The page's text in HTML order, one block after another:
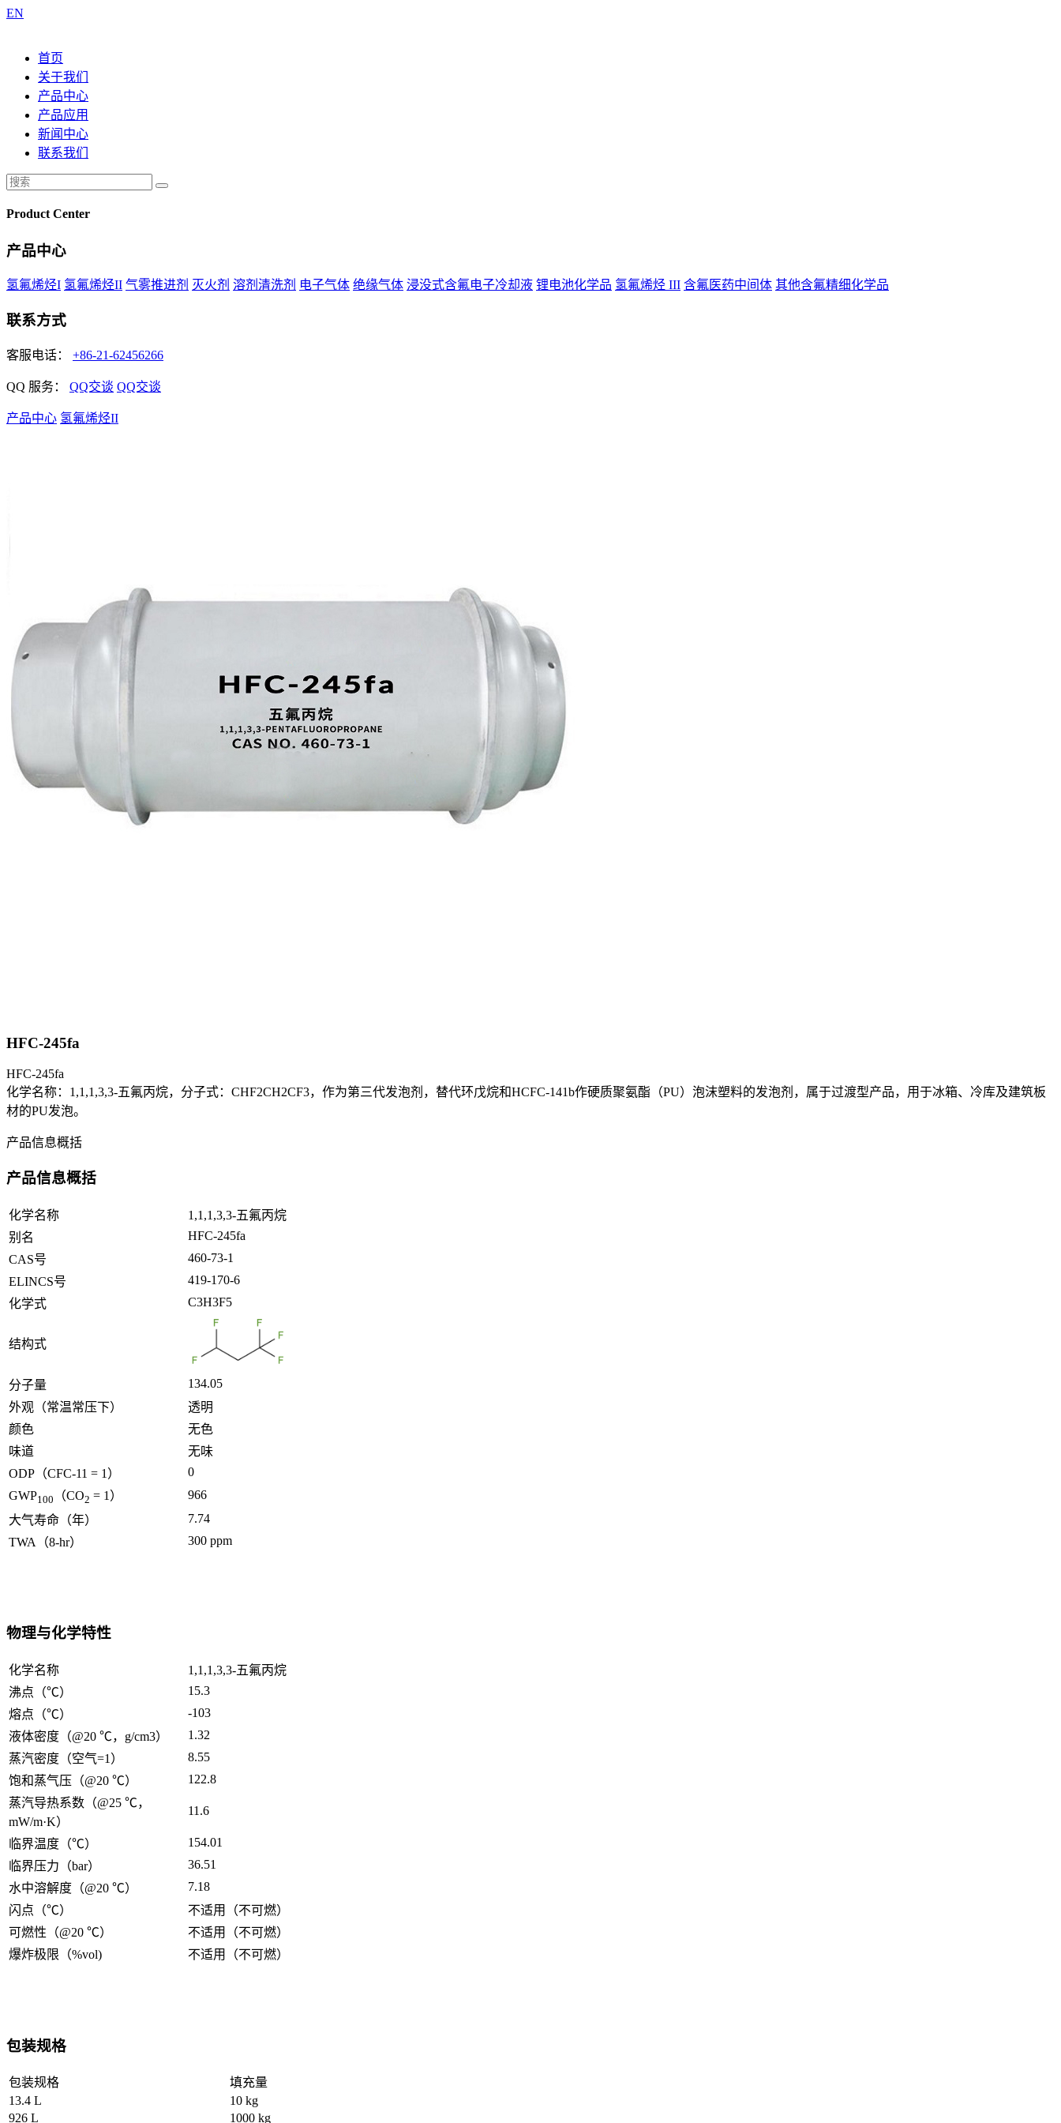
EN
首页
关于我们
产品中心
产品应用
新闻中心
联系我们
Product Center
产品中心
氢氟烯烃I 氢氟烯烃II 气雾推进剂 灭火剂 溶剂清洗剂 电子气体 绝缘气体 浸没式含氟电子冷却液 锂电池化学品 氢氟烯烃 III 含氟医药中间体 其他含氟精细化学品
联系方式
客服电话： +86-21-62456266
QQ 服务： QQ交谈 QQ交谈
产品中心 氢氟烯烃II
HFC-245fa
HFC-245fa
化学名称：1,1,1,3,3-五氟丙烷，分子式：CHF2CH2CF3，作为第三代发泡剂，替代环戊烷和HCFC-141b作硬质聚氨酯（PU）泡沫塑料的发泡剂，属于过渡型产品，用于冰箱、冷库及建筑板
材的PU发泡。
产品信息概括
产品信息概括
化学名称
1,1,1,3,3-五氟丙烷
别名
HFC-245fa
CAS号
460-73-1
ELINCS号
419-170-6
化学式
C3H3F5
结构式
分子量
134.05
外观（常温常压下）
透明
颜色
无色
味道
无味
ODP（CFC-11 = 1）
0
GWP100 （CO2 = 1）
966
大气寿命（年）
7.74
TWA（8-hr）
300 ppm
物理与化学特性
化学名称
1,1,1,3,3-五氟丙烷
沸点（℃）
15.3
熔点（℃）
-103
液体密度（@20 ℃，g/cm3）
1.32
蒸汽密度（空气=1）
8.55
饱和蒸气压（@20 ℃）
122.8
蒸汽导热系数（@25 ℃，
mW/m·K）
11.6
临界温度（℃）
154.01
临界压力（bar）
36.51
水中溶解度（@20 ℃）
7.18
闪点（℃）
不适用（不可燃）
可燃性（@20 ℃）
不适用（不可燃）
爆炸极限（%vol)
不适用（不可燃）
包装规格
包装规格
填充量
13.4 L
10 kg
926 L
1000 kg